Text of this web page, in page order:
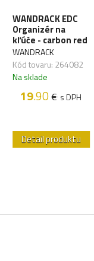
WANDRACK EDC
Organizér na
kľúče - carbon red
WANDRACK
Kód tovaru: 264082
Na sklade
19.90€ s DPH
Detail produktu